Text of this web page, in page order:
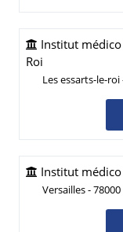
Institut
Roi
Les essarts-le-roi
Institut
Versailles - 78000